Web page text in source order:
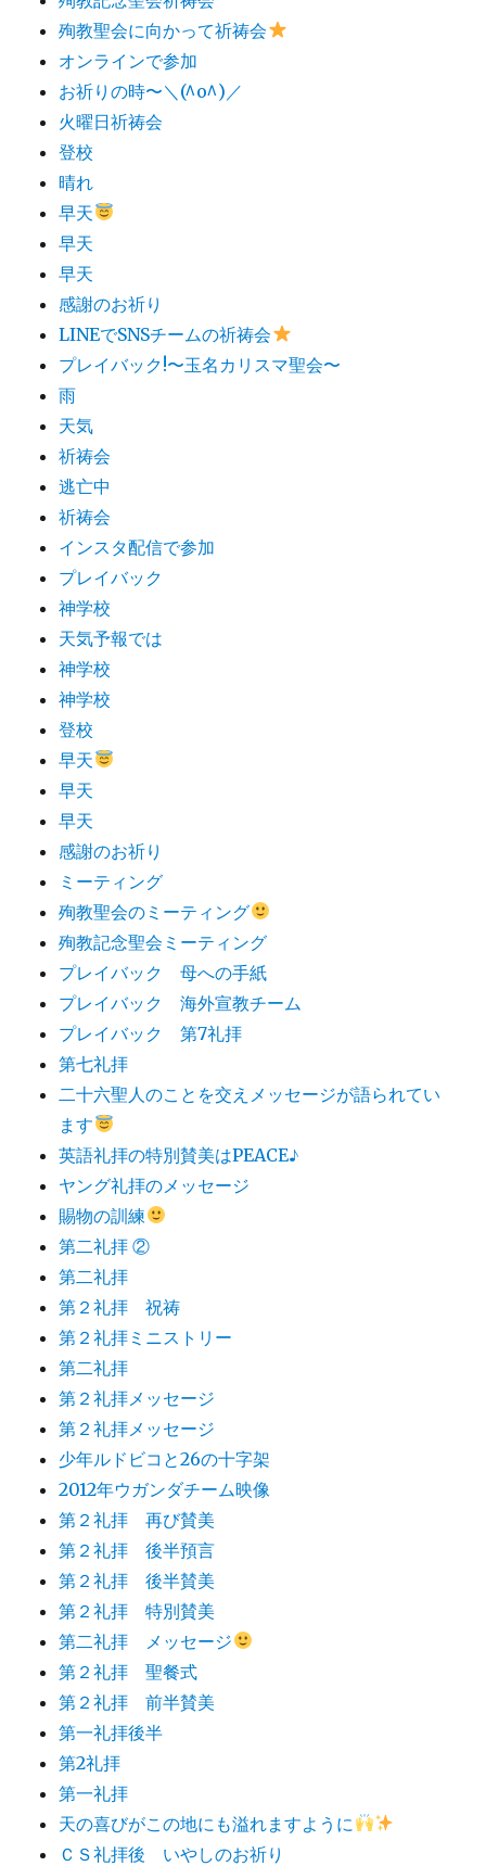
殉教聖会に向かって祈祷会
オンラインで参加
お祈りの時〜＼(^o^)／
火曜日祈祷会
登校
晴れ
早天
早天
早天
感謝のお祈り
LINEでSNSチームの祈祷会​
プレイバック!〜玉名カリスマ聖会〜
雨
天気
祈祷会
逃亡中
祈祷会
インスタ配信で参加
プレイバック
神学校
天気予報では
神学校
神学校
登校
早天
早天
早天
感謝のお祈り
ミーティング
殉教聖会のミーティング
殉教記念聖会ミーティング
プレイバック 母への手紙
プレイバック 海外宣教チーム
プレイバック 第7礼拝
第七礼拝
二十六聖人のことを交えメッセージが語られてい
ます
英語礼拝の特別賛美はPEACE♪
ヤング礼拝のメッセージ
賜物の訓練
第二礼拝 ②
第二礼拝
第２礼拝 祝祷
第２礼拝ミニストリー
第二礼拝
第２礼拝メッセージ
第２礼拝メッセージ
少年ルドビコと26の十字架
2012年ウガンダチーム映像
第２礼拝 再び賛美
第２礼拝 後半預言
第２礼拝 後半賛美
第２礼拝 特別賛美
第二礼拝 メッセージ
第２礼拝 聖餐式
第２礼拝 前半賛美
第一礼拝後半
第2礼拝
第一礼拝
天の喜びがこの地にも溢れますように
ＣＳ礼拝後 いやしのお祈り